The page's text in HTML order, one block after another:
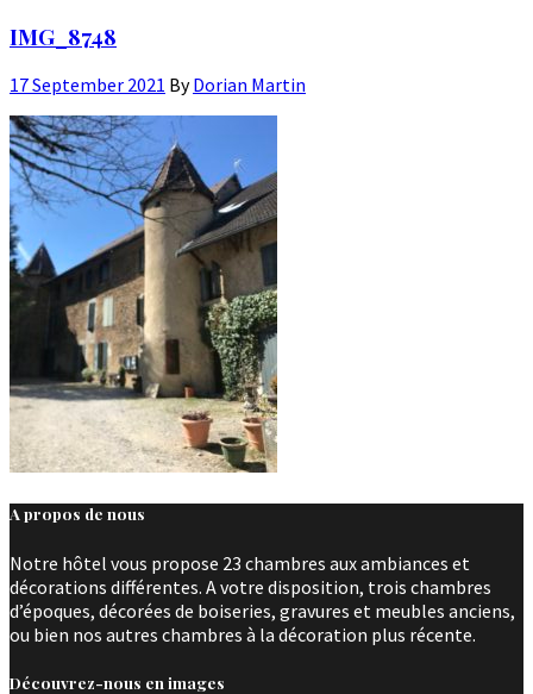
IMG_8748
17 September 2021 ByDorian Martin
A propos de nous
Notre hôtel vous propose 23 chambres aux ambiances et
décorations différentes. A votre disposition, trois chambres
d’époques, décorées de boiseries, gravures et meubles anciens,
ou bien nos autres chambres à la décoration plus récente.
Découvrez-nous en images